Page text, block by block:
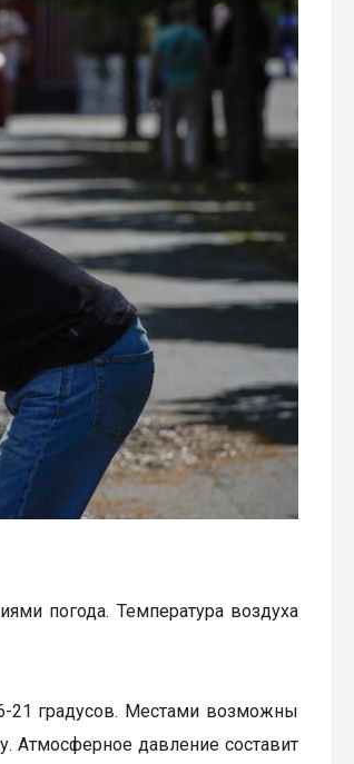
погода. Температура воздуха
21 градусов. Местами возможны
Атмосферное давление составит